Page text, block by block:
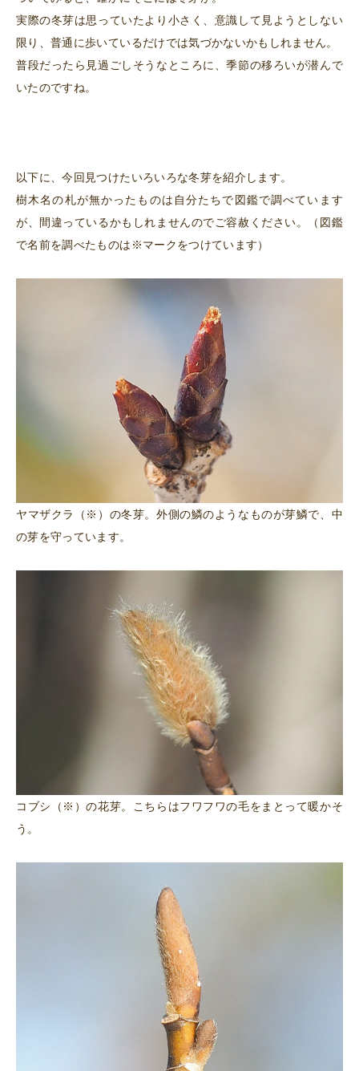
実際の冬芽は思っていたより小さく、意識して見ようとしない
限り、普通に歩いているだけでは気づかないかもしれません。
普段だったら見過ごしそうなところに、季節の移ろいが潜んで
いたのですね。
以下に、今回見つけたいろいろな冬芽を紹介します。
樹木名の札が無かったものは自分たちで図鑑で調べています
が、間違っているかもしれませんのでご容赦ください。（図鑑
で名前を調べたものは※マークをつけています）
ヤマザクラ（※）の冬芽。外側の鱗のようなものが芽鱗で、中
の芽を守っています。
コブシ（※）の花芽。こちらはフワフワの毛をまとって暖かそ
う。